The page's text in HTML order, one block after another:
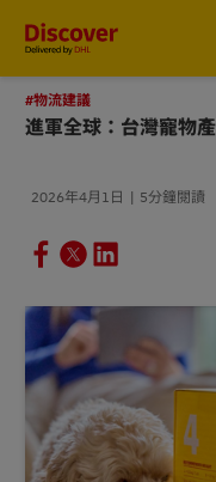
DHL 台灣：國際快遞
#物流建議
進軍全球：台灣寵物
2026年4月1日 5分鐘閱讀